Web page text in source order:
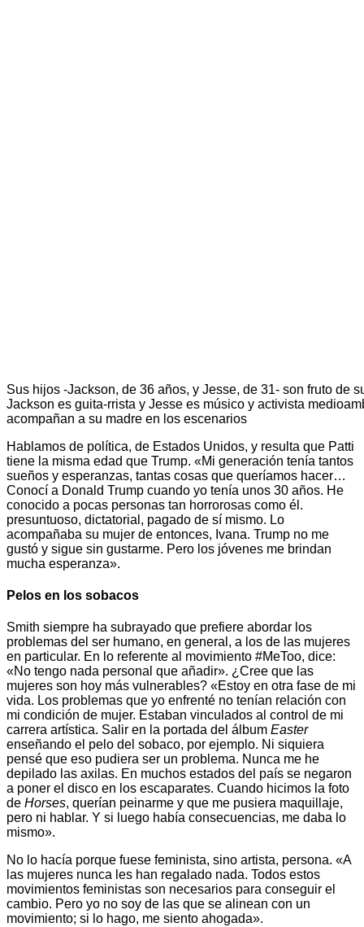
Sus hijos -Jackson, de 36 años, y Jesse, de 31- son fruto de
Jackson es guita-rrista y Jesse es músico y activista
acompañan a su madre en los escenarios
Hablamos de política, de Estados Unidos, y resulta que Patti
tiene la misma edad que Trump. «Mi generación tenía tantos
sueños y esperanzas, tantas cosas que queríamos hacer…
Conocí a Donald Trump cuando yo tenía unos 30 años. He
conocido a pocas personas tan horrorosas como él.
presuntuoso, dictatorial, pagado de sí mismo. Lo
acompañaba su mujer de entonces, Ivana. Trump no me
gustó y sigue sin gustarme. Pero los jóvenes me brindan
mucha esperanza».
Pelos en los sobacos
Smith siempre ha subrayado que prefiere abordar los
problemas del ser humano, en general, a los de las mujeres
en particular. En lo referente al movimiento #MeToo, dice:
«No tengo nada personal que añadir». ¿Cree que las
mujeres son hoy más vulnerables? «Estoy en otra fase de mi
vida. Los problemas que yo enfrenté no tenían relación con
mi condición de mujer. Estaban vinculados al control de mi
carrera artística. Salir en la portada del álbum Easter
enseñando el pelo del sobaco, por ejemplo. Ni siquiera
pensé que eso pudiera ser un problema. Nunca me he
depilado las axilas. En muchos estados del país se negaron
a poner el disco en los escaparates. Cuando hicimos la foto
de Horses, querían peinarme y que me pusiera maquillaje,
pero ni hablar. Y si luego había consecuencias, me daba lo
mismo».
No lo hacía porque fuese feminista, sino artista, persona. «A
las mujeres nunca les han regalado nada. Todos estos
movimientos feministas son necesarios para conseguir el
cambio. Pero yo no soy de las que se alinean con un
movimiento; si lo hago, me siento ahogada».